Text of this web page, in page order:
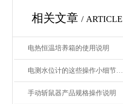
相关文章 / ARTICLE
电热恒温培养箱的使用说明
电测水位计的这些操作小细节，你在使用中要格外注意哦！
手动斩鼠器产品规格操作说明